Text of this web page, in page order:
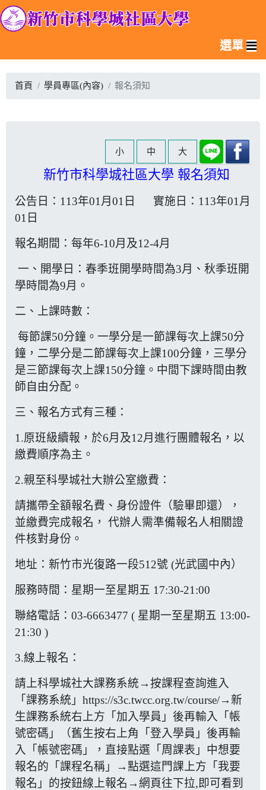
選單
首頁 學員專區(內容) 報名須知
小 中 大
新竹市科學城社區大學 報名須知
公告日：113年01月01日 實施日：113年01月
01日
報名期間：每年6-10月及12-4月
一、開學日：春季班開學時間為3月、秋季班開
學時間為9月。
二、上課時數：
每節課50分鐘。一學分是一節課每次上課50分
鐘，二學分是二節課每次上課100分鐘，三學分
是三節課每次上課150分鐘。中間下課時間由教
師自由分配。
三、報名方式有三種：
1.原班級續報，於6月及12月進行團體報名，以
繳費順序為主。
2.親至科學城社大辦公室繳費：
請攜帶全額報名費、身份證件（驗畢即還），
並繳費完成報名， 代辦人需準備報名人相關證
件核對身份。
地址：新竹市光復路一段512號 (光武國中內）
服務時間：星期一至星期五 17:30-21:00
聯絡電話：03-6663477 ( 星期一至星期五 13:00-
21:30 )
3.線上報名：
請上科學城社大課務系統→按課程查詢進入
「課務系統」 https://s3c.twcc.org.tw/course/→新
生課務系統右上方「加入學員」後再輸入「帳
號密碼」（舊生按右上角「登入學員」後再輸
入「帳號密碼」，直接點選「周課表」中想要
報名的「課程名稱」→點選這門課上方「我要
報名」的按鈕線上報名→網頁往下拉,即可看到